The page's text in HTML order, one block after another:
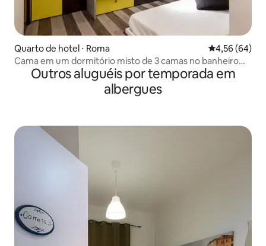
Quarto de hotel ⋅ Roma 4,56 de uma
4,56 (64)
Cama em um dormitório misto de 3 camas no banheiro
privadoOutros aluguéis por temporada em
albergues